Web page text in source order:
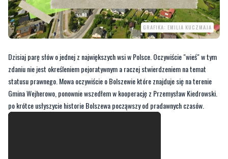
Dzisiaj parę słów o jednej z największych wsi w Polsce. Oczywiście "wieś" w tym
zdaniu nie jest określeniem pejoratywnym a raczej stwierdzeniem na temat
Gmina Wejherowo, ponownie wszedłem w kooperację z Przemysław Kiedrowski.
po krótce usłyszycie historie Bolszewa począwszy od pradawnych czasów.